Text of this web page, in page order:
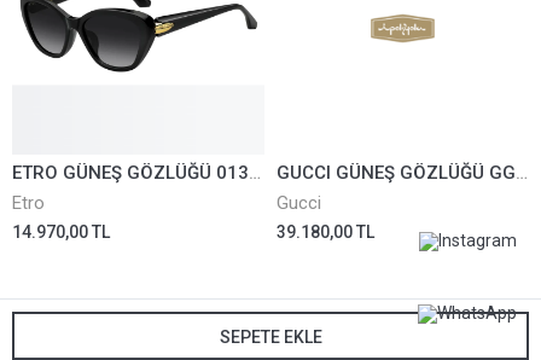
SEPETE EKLE
ETRO GÜNEŞ GÖZLÜĞÜ 0133/F/S-8079O
Etro
14.970,00 TL